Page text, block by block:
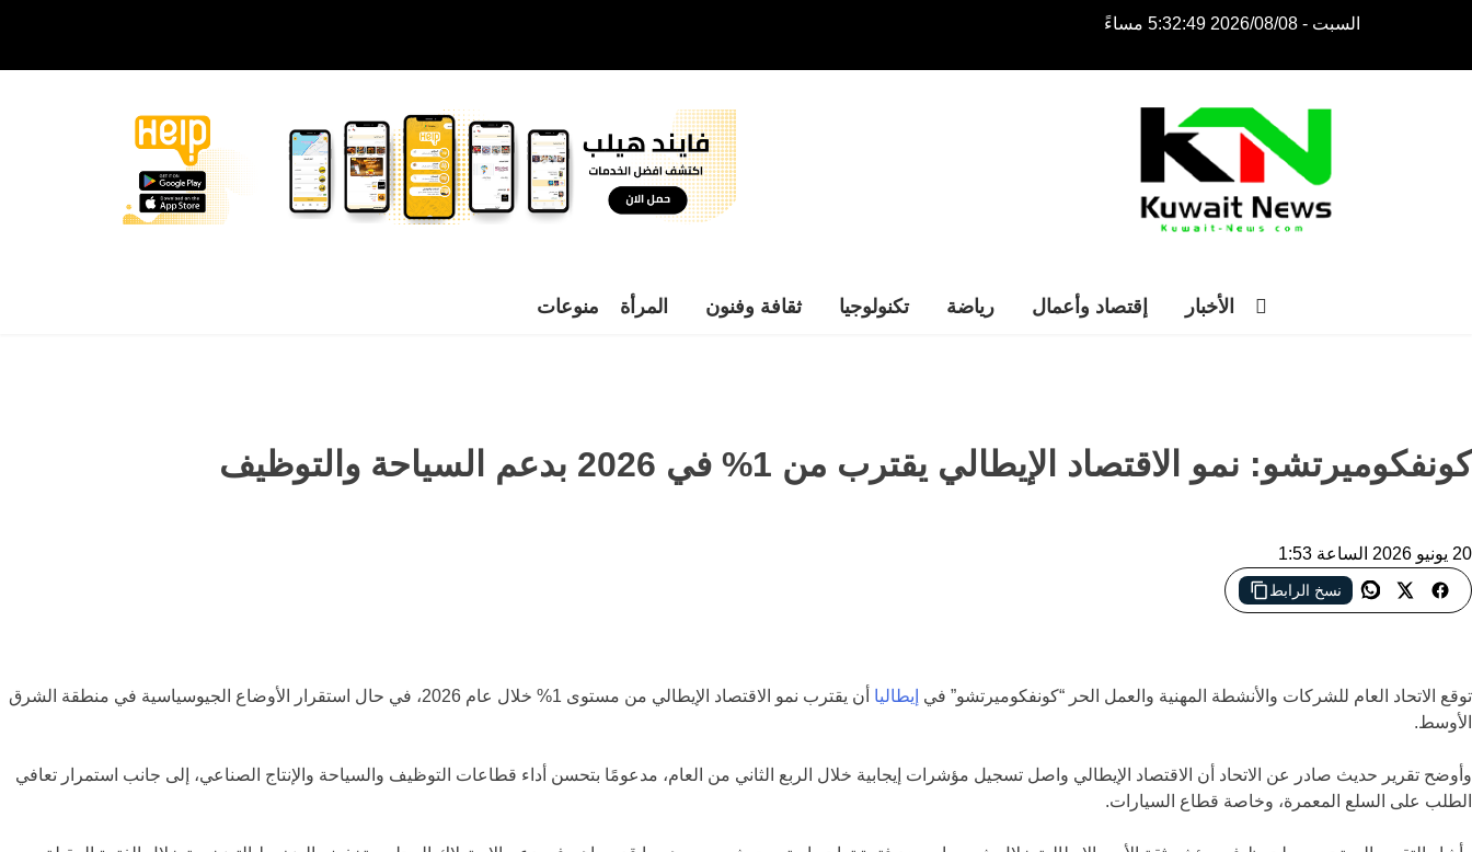
السبت - 2026/08/08 5:32:49 مساءً
NE
NEWS ELEMENTOR
الأخبار إقتصاد وأعمال رياضة تكنولوجيا ثقافة وفنون المرأة منوعات
كونفكوميرتشو: نمو الاقتصاد الإيطالي يقترب من 1% في 2026 بدعم السياحة والتوظيف
20 يونيو 2026 الساعة 1:53
نسخ الرابط
توقع الاتحاد العام للشركات والأنشطة المهنية والعمل الحر “كونفكوميرتشو” في إيطاليا
أن يقترب نمو الاقتصاد الإيطالي من مستوى 1% خلال عام 2026، في حال استقرار الأوضاع الجيوسياسية في منطقة الشرق
الأوسط.
وأوضح تقرير حديث صادر عن الاتحاد أن الاقتصاد الإيطالي واصل تسجيل مؤشرات إيجابية خلال الربع الثاني من العام، مدعومًا بتحسن أداء قطاعات التوظيف والسياحة والإنتاج الصناعي، إلى جانب استمرار تعافي
الطلب على السلع المعمرة، وخاصة قطاع السيارات.